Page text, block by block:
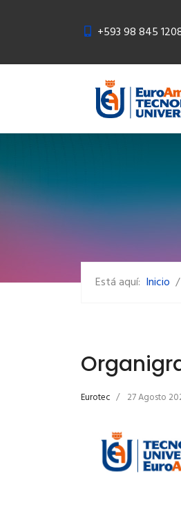
+593 98 845
Está aquí: Inicio
Eurotec 27 Agosto